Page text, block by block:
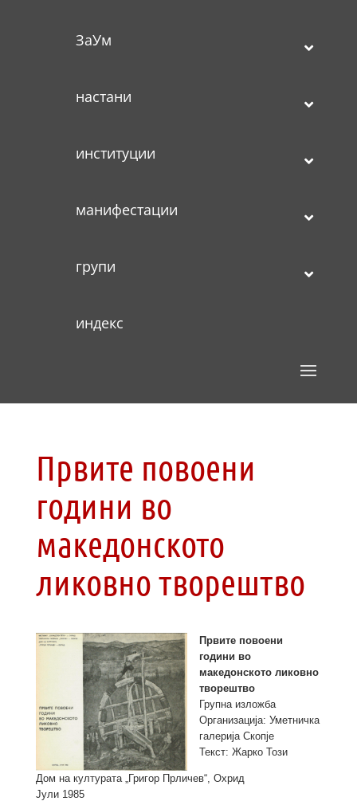
ЗаУм
настани
институции
манифестации
групи
индекс
Првите повоени
години во
македонското
ликовно творештво
Првите повоени
години во
македонското ликовно
творештво
Групна изложба
Организација: Уметничка
галерија Скопје
Текст: Жарко Този
Дом на културата „Григoр Прличев“, Охрид
Јули 1985